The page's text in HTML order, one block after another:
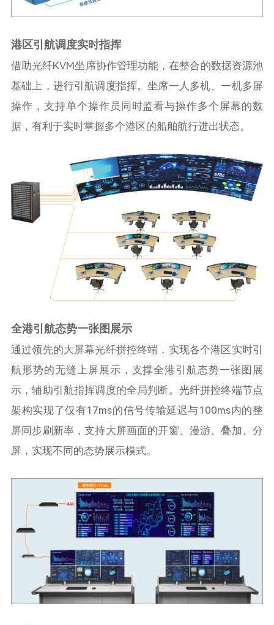
港区引航调度实时指挥
借助光纤KVM坐席协作管理功能，在整合的数据资源池
基础上，进行引航调度指挥。坐席一人多机、一机多屏
操作，支持单个操作员同时监看与操作多个屏幕的数
据，有利于实时掌握多个港区的船舶航行进出状态。
全港引航态势一张图展示
通过领先的大屏幕光纤拼控终端，实现各个港区实时引
航形势的无缝上屏展示，支撑全港引航态势一张图展
示，辅助引航指挥调度的全局判断。光纤拼控终端节点
架构实现了仅有17ms的信号传输延迟与100ms内的整
屏同步刷新率，支持大屏画面的开窗、漫游、叠加、分
屏，实现不同的态势展示模式。